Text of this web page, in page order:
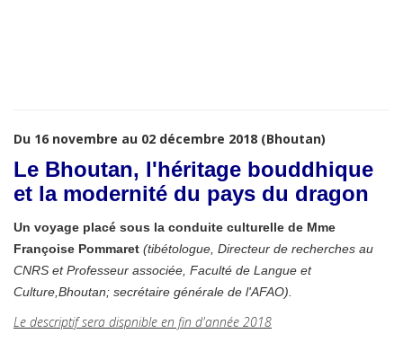
Du 16 novembre au 02 décembre 2018 (Bhoutan)
Le Bhoutan, l'héritage bouddhique
et la modernité du pays du dragon
Un voyage placé sous la conduite culturelle de Mme
Françoise Pommaret (​tibétologue, Directeur de recherches au
CNRS et Professeur associée, Faculté de Langue et
Culture,Bhoutan; secrétaire générale de l'AFAO).
Le descriptif sera dispnible en fin d'année 2018